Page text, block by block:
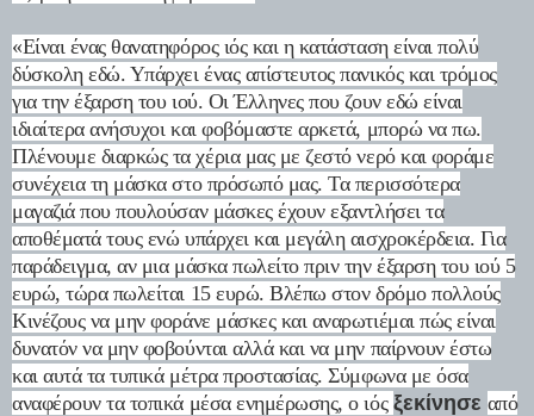
«Είναι ένας θανατηφόρος ιός και η κατάσταση είναι πολύ
δύσκολη εδώ. Υπάρχει ένας απίστευτος πανικός και τρόμος
για την έξαρση του ιού. Οι Έλληνες που ζουν εδώ είναι
ιδιαίτερα ανήσυχοι και φοβόμαστε αρκετά, μπορώ να πω.
Πλένουμε διαρκώς τα χέρια μας με ζεστό νερό και φοράμε
συνέχεια τη μάσκα στο πρόσωπό μας. Τα περισσότερα
μαγαζιά που πουλούσαν μάσκες έχουν εξαντλήσει τα
αποθέματά τους ενώ υπάρχει και μεγάλη αισχροκέρδεια. Για
παράδειγμα, αν μια μάσκα πωλείτο πριν την έξαρση του ιού 5
ευρώ, τώρα πωλείται 15 ευρώ. Βλέπω στον δρόμο πολλούς
Κινέζους να μην φοράνε μάσκες και αναρωτιέμαι πώς είναι
δυνατόν να μην φοβούνται αλλά και να μην παίρνουν έστω
και αυτά τα τυπικά μέτρα προστασίας. Σύμφωνα με όσα
αναφέρουν τα τοπικά μέσα ενημέρωσης, ο ιός ξεκίνησε από